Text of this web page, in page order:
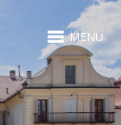
MENU